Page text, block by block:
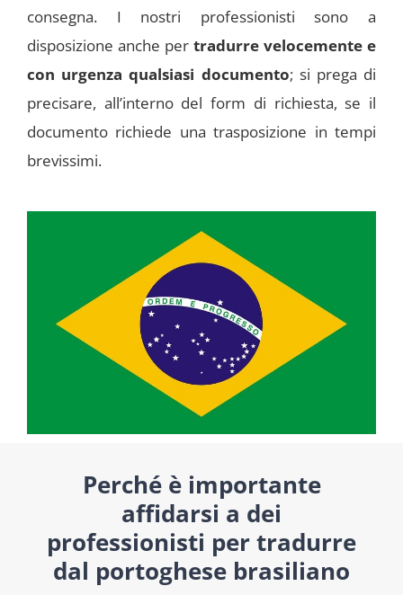
consegna. I nostri professionisti sono a
disposizione anche pertradurre velocemente e
con urgenza qualsiasi documento; si prega di
precisare, all’interno del form di richiesta, se il
documento richiede una trasposizione in tempi
brevissimi.
Perché è importante
affidarsi a dei
professionisti per tradurre
dal portoghese brasiliano